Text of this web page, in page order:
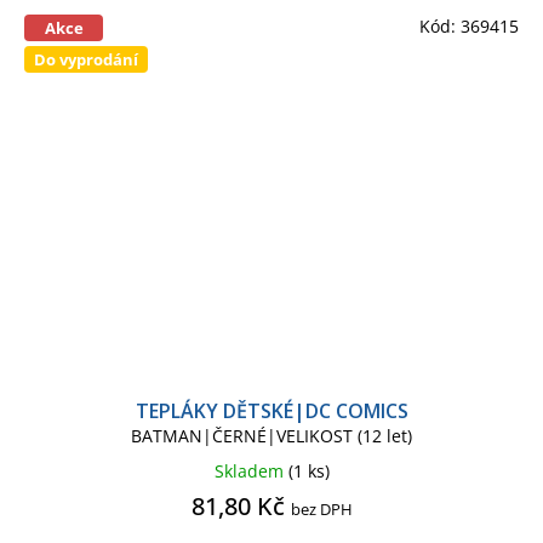
Akce
Do vyprodání
TEPLÁKY DĚTSKÉ|DC COMICS
BATMAN|ČERNÉ|VELIKOST (12 let)
Skladem (1 ks)
81,80 Kč bez DPH
Kód: 369415